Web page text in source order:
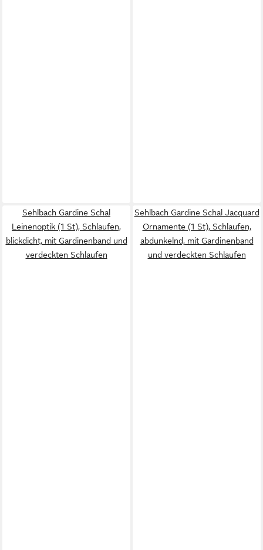
Sehlbach Gardine Schal
Leinenoptik (1 St), Schlaufen,
blickdicht, mit Gardinenband und
verdeckten Schlaufen
Sehlbach Gardine Schal Jacquard
Ornamente (1 St), Schlaufen,
abdunkelnd, mit Gardinenband
und verdeckten Schlaufen